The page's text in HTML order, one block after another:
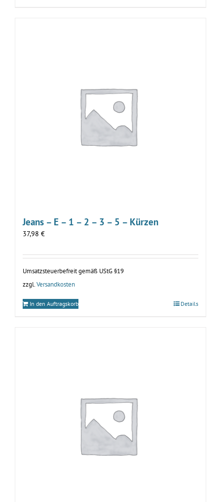
Jeans – E – 1 – 2 – 3 – 5 – Kürzen
37,98 €
Umsatzsteuerbefreit gemäß UStG §19
zzgl. Versandkosten
In den Auftragskorb Details